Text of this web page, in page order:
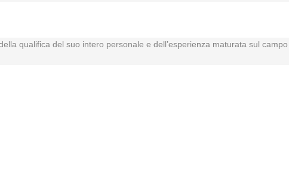
qualifica del suo intero personale e dell’esperienza maturata sul